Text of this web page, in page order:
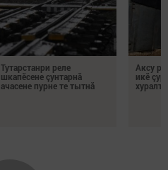
Тутарстанри реле
шкапӗсене çунтарнă
ачасене пурне те тытнă
Аксу
икӗ